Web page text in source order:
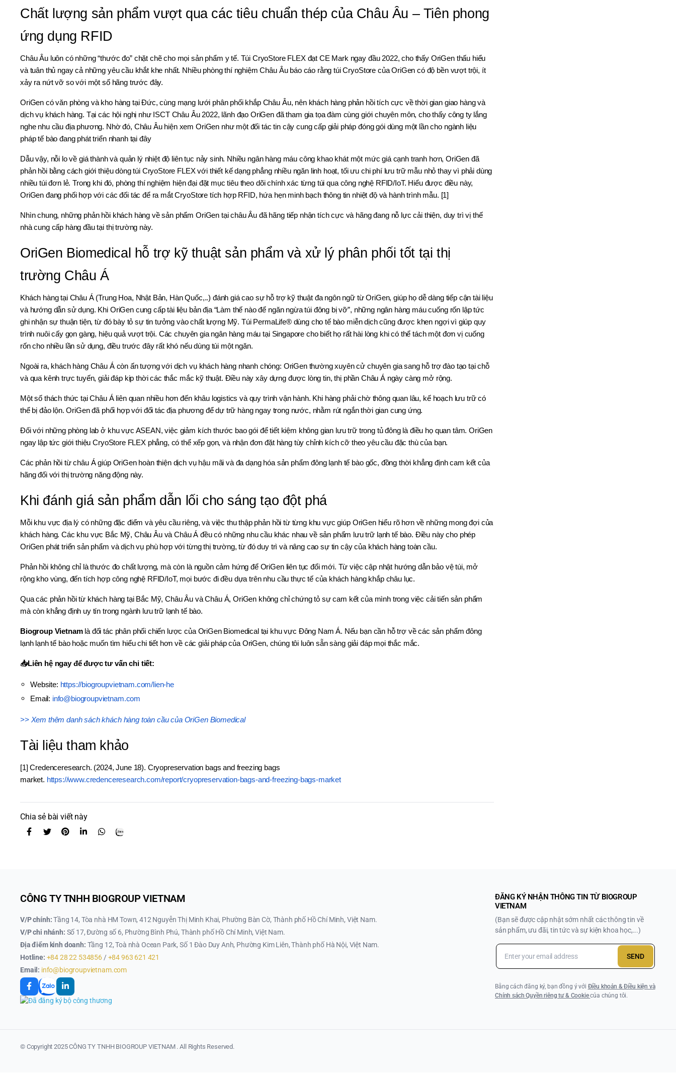
Chất lượng sản phẩm vượt qua các tiêu chuẩn thép của Châu Âu – Tiên phong
ứng dụng RFID
Châu Âu luôn có những “thước đo” chặt chẽ cho mọi sản phẩm y tế. Túi CryoStore FLEX đạt CE Mark ngay đầu 2022, cho thấy OriGen thấu hiểu
và tuân thủ ngay cả những yêu cầu khắt khe nhất. Nhiều phòng thí nghiệm Châu Âu báo cáo rằng túi CryoStore của OriGen có độ bền vượt trội, ít
xảy ra nứt vỡ so với một số hãng trước đây.
OriGen có văn phòng và kho hàng tại Đức, cùng mạng lưới phân phối khắp Châu Âu, nên khách hàng phản hồi tích cực về thời gian giao hàng và
dịch vụ khách hàng. Tại các hội nghị như ISCT Châu Âu 2022, lãnh đạo OriGen đã tham gia tọa đàm cùng giới chuyên môn, cho thấy công ty lắng
nghe nhu cầu địa phương. Nhờ đó, Châu Âu hiện xem OriGen như một đối tác tin cậy cung cấp giải pháp đóng gói dùng một lần cho ngành liệu
pháp tế bào đang phát triển nhanh tại đây
Dẫu vậy, nỗi lo về giá thành và quản lý nhiệt độ liên tục nảy sinh. Nhiều ngân hàng máu công khao khát một mức giá cạnh tranh hơn, OriGen đã
phản hồi bằng cách giới thiệu dòng túi CryoStore FLEX với thiết kế dạng phẳng nhiều ngăn linh hoạt, tối ưu chi phí lưu trữ mẫu nhỏ thay vì phải dùng
nhiều túi đơn lẻ. Trong khi đó, phòng thí nghiệm hiện đại đặt mục tiêu theo dõi chính xác từng túi qua công nghệ RFID/IoT. Hiểu được điều này,
OriGen đang phối hợp với các đối tác để ra mắt CryoStore tích hợp RFID, hứa hẹn minh bạch thông tin nhiệt độ và hành trình mẫu. [1]
Nhìn chung, những phản hồi khách hàng về sản phẩm OriGen tại châu Âu đã hãng tiếp nhận tích cực và hãng đang nỗ lực cải thiện, duy trì vị thế
nhà cung cấp hàng đầu tại thị trường này.
OriGen Biomedical hỗ trợ kỹ thuật sản phẩm và xử lý phân phối tốt tại thị
trường Châu Á
Khách hàng tại Châu Á (Trung Hoa, Nhật Bản, Hàn Quốc,..) đánh giá cao sự hỗ trợ kỹ thuật đa ngôn ngữ từ OriGen, giúp họ dễ dàng tiếp cận tài liệu
và hướng dẫn sử dụng. Khi OriGen cung cấp tài liệu bản địa “Làm thế nào để ngăn ngừa túi đông bị vỡ”, những ngân hàng máu cuống rốn lập tức
ghi nhận sự thuận tiện, từ đó bày tỏ sự tin tưởng vào chất lượng Mỹ. Túi PermaLife® dùng cho tế bào miễn dịch cũng được khen ngợi vì giúp quy
trình nuôi cấy gọn gàng, hiệu quả vượt trội. Các chuyên gia ngân hàng máu tại Singapore cho biết họ rất hài lòng khi có thể tách một đơn vị cuống
rốn cho nhiều lần sử dụng, điều trước đây rất khó nếu dùng túi một ngăn.
Ngoài ra, khách hàng Châu Á còn ấn tượng với dịch vụ khách hàng nhanh chóng: OriGen thường xuyên cử chuyên gia sang hỗ trợ đào tạo tại chỗ
và qua kênh trực tuyến, giải đáp kịp thời các thắc mắc kỹ thuật. Điều này xây dựng được lòng tin, thị phần Châu Á ngày càng mở rộng.
Một số thách thức tại Châu Á liên quan nhiều hơn đến khâu logistics và quy trình vận hành. Khi hàng phải chờ thông quan lâu, kế hoạch lưu trữ có
thể bị đảo lộn. OriGen đã phối hợp với đối tác địa phương để dự trữ hàng ngay trong nước, nhằm rút ngắn thời gian cung ứng.
Đối với những phòng lab ở khu vực ASEAN, việc giảm kích thước bao gói để tiết kiệm không gian lưu trữ trong tủ đông là điều họ quan tâm. OriGen
ngay lập tức giới thiệu CryoStore FLEX phẳng, có thể xếp gọn, và nhận đơn đặt hàng tùy chỉnh kích cỡ theo yêu cầu đặc thù của bạn.
Các phản hồi từ châu Á giúp OriGen hoàn thiện dịch vụ hậu mãi và đa dạng hóa sản phẩm đông lạnh tế bào gốc, đồng thời khẳng định cam kết của
hãng đối với thị trường năng động này.
Khi đánh giá sản phẩm dẫn lối cho sáng tạo đột phá
Mỗi khu vực địa lý có những đặc điểm và yêu cầu riêng, và việc thu thập phản hồi từ từng khu vực giúp OriGen hiểu rõ hơn về những mong đợi của
khách hàng. Các khu vực Bắc Mỹ, Châu Âu và Châu Á đều có những nhu cầu khác nhau về sản phẩm lưu trữ lạnh tế bào. Điều này cho phép
OriGen phát triển sản phẩm và dịch vụ phù hợp với từng thị trường, từ đó duy trì và nâng cao sự tin cậy của khách hàng toàn cầu.
Phản hồi không chỉ là thước đo chất lượng, mà còn là nguồn cảm hứng để OriGen liên tục đổi mới. Từ việc cập nhật hướng dẫn bảo vệ túi, mở
rộng kho vùng, đến tích hợp công nghệ RFID/IoT, mọi bước đi đều dựa trên nhu cầu thực tế của khách hàng khắp châu lục.
Qua các phản hồi từ khách hàng tại Bắc Mỹ, Châu Âu và Châu Á, OriGen không chỉ chứng tỏ sự cam kết của mình trong việc cải tiến sản phẩm
mà còn khẳng định uy tín trong ngành lưu trữ lạnh tế bào.
Biogroup Vietnamlà đối tác phân phối chiến lược của OriGen Biomedical tại khu vực Đông Nam Á. Nếu bạn cần hỗ trợ về các sản phẩm đông
lạnh lạnh tế bào hoặc muốn tìm hiểu chi tiết hơn về các giải pháp của OriGen, chúng tôi luôn sẵn sàng giải đáp mọi thắc mắc.
📥Liên hệ ngay để được tư vấn chi tiết:
Website: https://biogroupvietnam.com/lien-he
Email: info@biogroupvietnam.com
>> Xem thêm danh sách khách hàng toàn cầu của OriGen Biomedical
Tài liệu tham khảo
[1] Credenceresearch. (2024, June 18). Cryopreservation bags and freezing bags
market. https://www.credenceresearch.com/report/cryopreservation-bags-and-freezing-bags-market
Chia sẻ bài viết này
CÔNG TY TNHH BIOGROUP VIETNAM
V/P chính:Tầng 14, Tòa nhà HM Town, 412 Nguyễn Thị Minh Khai, Phường Bàn Cờ, Thành phố Hồ Chí Minh, Việt Nam.
V/P chi nhánh: Số 17, Đường số 6, Phường Bình Phú, Thành phố Hồ Chí Minh, Việt Nam.
Địa điểm kinh doanh: Tầng 12, Toà nhà Ocean Park, Số 1 Đào Duy Anh, Phường Kim Liên, Thành phố Hà Nội, Việt Nam.
Hotline: +84 28 22 534856 /+84 963 621 421
Email: info@biogroupvietnam.com
ĐĂNG KÝ NHẬN THÔNG TIN TỪ BIOGROUP
VIETNAM
(Bạn sẽ được cập nhật sớm nhất các thông tin về
sản phẩm, ưu đãi, tin tức và sự kiện khoa học,...)
SEND
Bằng cách đăng ký, bạn đồng ý với Điều khoản & Điều kiện và
Chính sách Quyền riêng tư & Cookiecủa chúng tôi.
© Copyright 2025 CÔNG TY TNHH BIOGROUP VIETNAM . All Rights Reserved.